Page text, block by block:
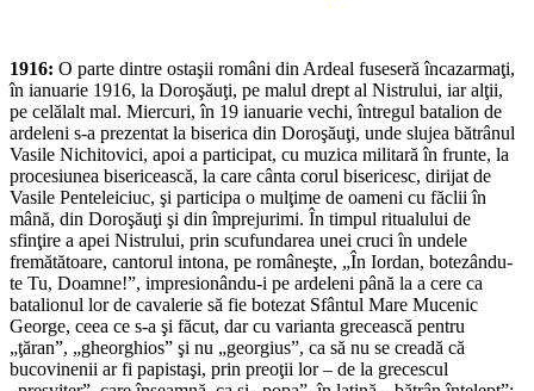
1916: O parte dintre ostaşii români din Ardeal fuseseră încazarmaţi,
în ianuarie 1916, la Doroşăuţi, pe malul drept al Nistrului, iar alţii,
pe celălalt mal. Miercuri, în 19 ianuarie vechi, întregul batalion de
ardeleni s-a prezentat la biserica din Doroşăuţi, unde slujea bătrânul
Vasile Nichitovici, apoi a participat, cu muzica militară în frunte, la
procesiunea bisericească, la care cânta corul bisericesc, dirijat de
Vasile Penteleiciuc, şi participa o mulţime de oameni cu făclii în
mână, din Doroşăuţi şi din împrejurimi. În timpul ritualului de
sfinţire a apei Nistrului, prin scufundarea unei cruci în undele
fremătătoare, cantorul intona, pe româneşte, „În Iordan, botezându-
te Tu, Doamne!”, impresionându-i pe ardeleni până la a cere ca
batalionul lor de cavalerie să fie botezat Sfântul Mare Mucenic
George, ceea ce s-a şi făcut, dar cu varianta grecească pentru
„ţăran”, „gheorghios” şi nu „georgius”, ca să nu se creadă că
bucovinenii ar fi papistaşi, prin preoţii lor – de la grecescul